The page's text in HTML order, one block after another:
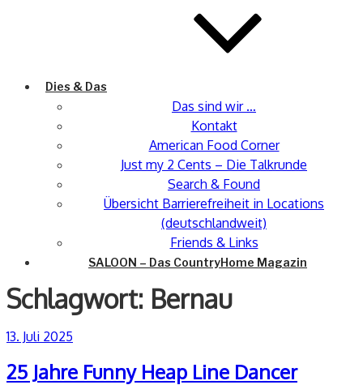
Dies & Das
Das sind wir …
Kontakt
American Food Corner
Just my 2 Cents – Die Talkrunde
Search & Found
Übersicht Barrierefreiheit in Locations
(deutschlandweit)
Friends & Links
SALOON – Das CountryHome Magazin
Schlagwort: Bernau
Veröffentlicht
13. Juli 2025
25 Jahre Funny Heap Line Dancer